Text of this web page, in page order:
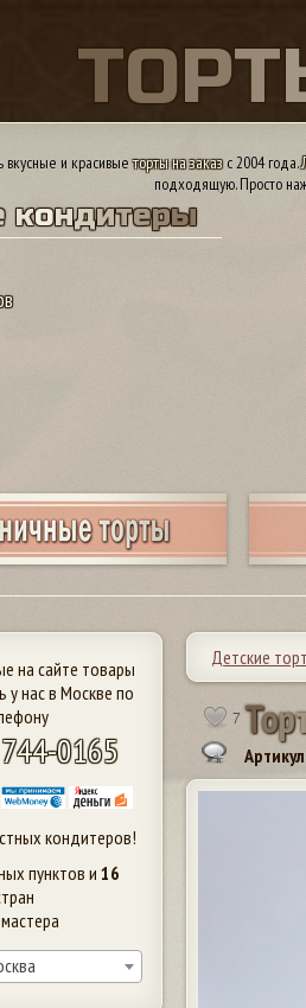
ТОРТ
и красивыеторты на заказс 2004 года.
подходящую. Просто
кондитеры
на сайте товары
у нас в Москве по
0165
кондитеров!
пунктов и 16
мастера
Детские
7Тор